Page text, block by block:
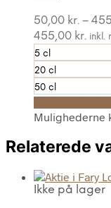
50,00 kr. –
455,00 kr. inkl.
5 cl
20 cl
50 cl
Mulighederne
Relaterede
Ikke på lager